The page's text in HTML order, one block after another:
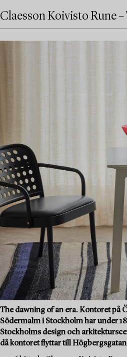
Claesson Koivisto Rune
The dawning of an era. Kontoret på
Södermalm i Stockholm har under
Stockholms design och
då kontoret flyttar till